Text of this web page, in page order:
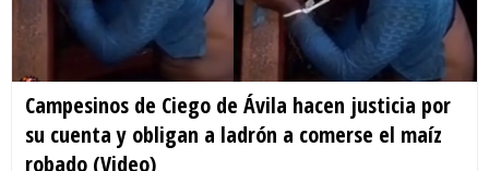
Campesinos de Ciego de Ávila hacen justicia por
su cuenta y obligan a ladrón a comerse el maíz
robado (Video)